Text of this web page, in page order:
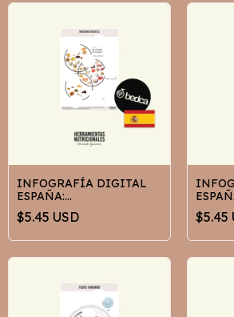
INFOGRAFÍA DIGITAL
ESPAÑA:
MACRONUTRIENTES
$5.45 USD
ORINA
$5.45